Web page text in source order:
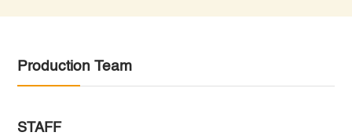
Production Team
STAFF